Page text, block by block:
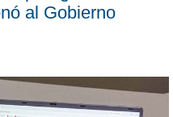
al Gobierno